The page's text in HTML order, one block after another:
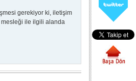
gerekiyor ki, iletişim
mesleği ile ilgili alanda